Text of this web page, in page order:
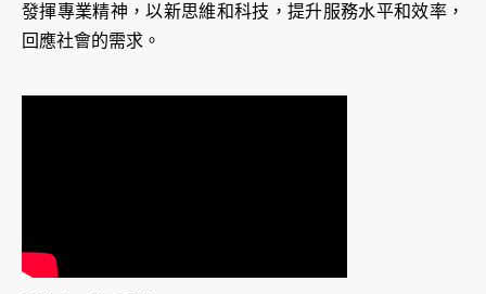
發揮專業精神，以新思維和科技，提升服務水平和效率，
回應社會的需求。